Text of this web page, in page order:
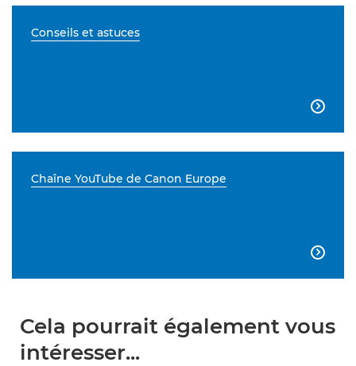
Conseils et astuces

Chaîne YouTube de Canon Europe

Cela pourrait également vous
intéresser...